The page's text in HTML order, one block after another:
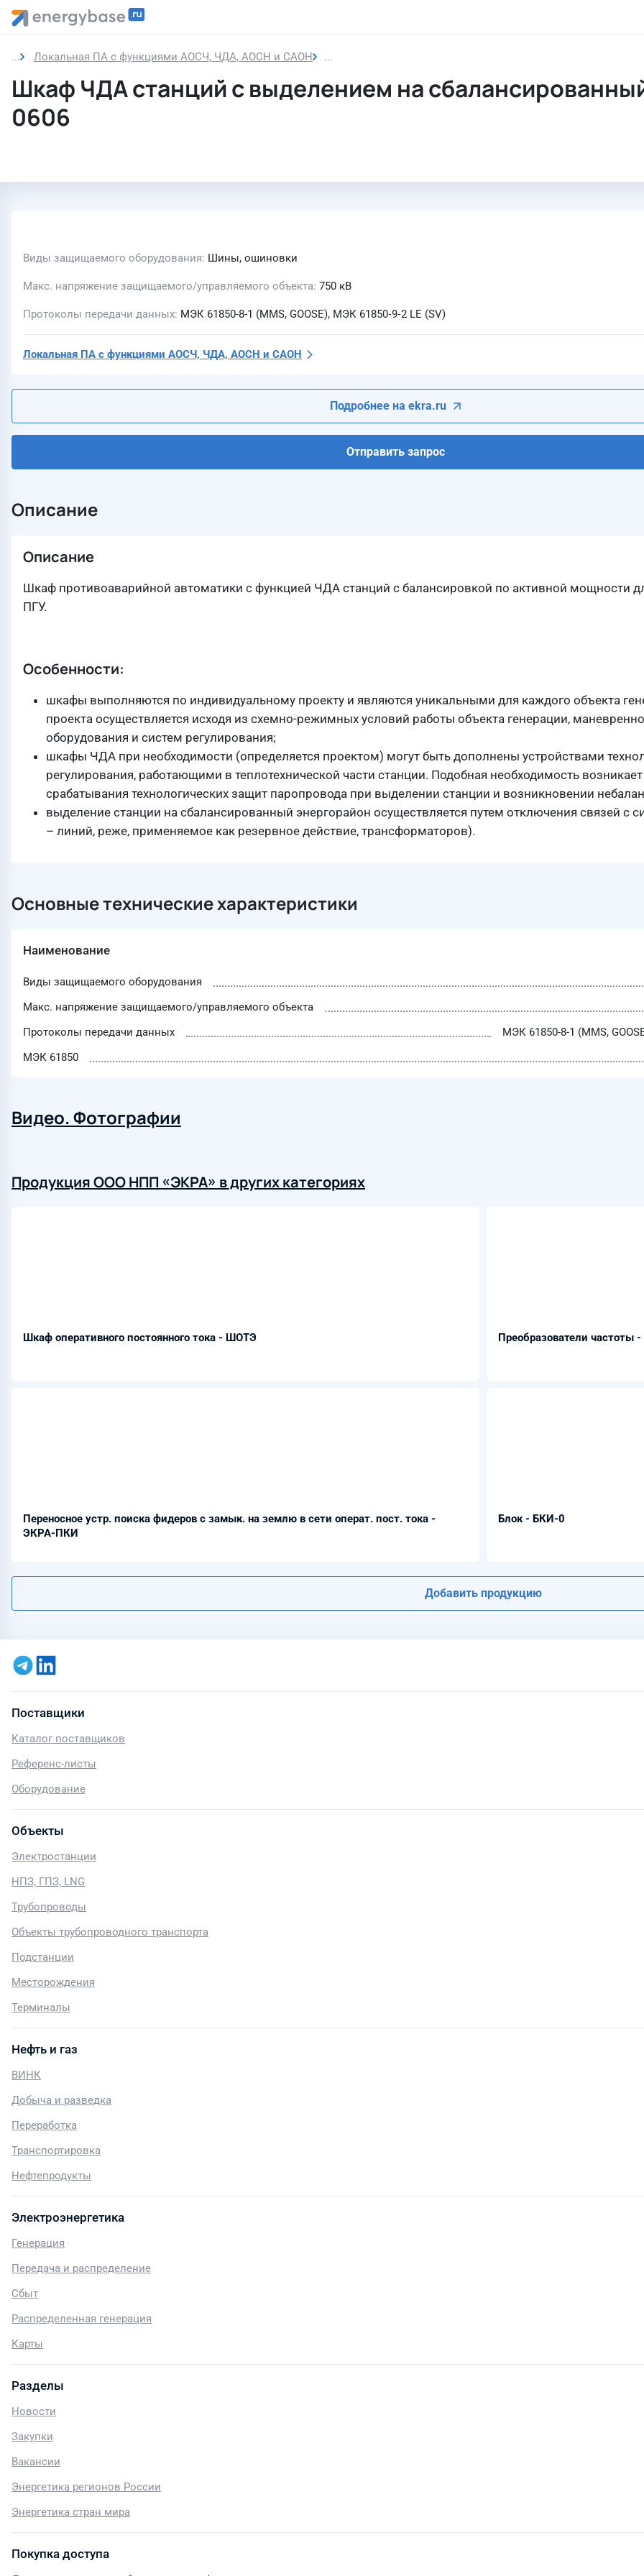
Локальная ПА с функциями АОСЧ, ЧДА, АОСН и САОН Шкаф ЧДА станций с выделением на сбалансированный
Шкаф ЧДА станций с выделением на
0606
Виды защищаемого оборудования Шины, ошиновки
Макс. напряжение защищаемого/управляемого объекта 750 кВ
Протоколы передачи данных МЭК 61850-8-1 (MMS, GOOSE), МЭК 61850‑9‑2 LE (SV)
Локальная ПА с функциями АОСЧ, ЧДА, АОСН и САОН
Подробнее на ekra.ru
Отправить запрос
Описание
Описание
Шкаф противоаварийной автоматики с функцией ЧДА станций с балансировкой по активной мощности
ПГУ.
Особенности:
шкафы выполняются по индивидуальному проекту и являются уникальными для каждого объекта
проекта осуществляется исходя из схемно-режимных условий работы объекта генерации,
оборудования и систем регулирования;
шкафы ЧДА при необходимости (определяется проектом) могут быть дополнены устройствами
регулирования, работающими в теплотехнической части станции. Подобная необходимость возникает
срабатывания технологических защит паропровода при выделении станции и возникновении
выделение станции на сбалансированный энергорайон осуществляется путем отключения связей с
– линий, реже, применяемое как резервное действие, трансформаторов).
Основные технические характеристики
Наименование
Виды защищаемого оборудования
Макс. напряжение защищаемого/управляемого объекта
Протоколы передачи данных
МЭК 61850-8-1 (MMS,
МЭК 61850
Видео. Фотографии
Продукция ООО НПП «ЭКРА» в других категориях
Шкаф оперативного постоянного тока - ШОТЭ Преобразователи частоты
Переносное устр. поиска фидеров с замык. на землю в сети операт. пост. тока -
ЭКРА-ПКИ
Блок - БКИ-0
Добавить продукцию
Поставщики
Каталог поставщиков
Референс-листы
Оборудование
Объекты
Электростанции
НПЗ, ГПЗ, LNG
Трубопроводы
Объекты трубопроводного транспорта
Подстанции
Месторождения
Терминалы
Нефть и газ
ВИНК
Добыча и разведка
Переработка
Транспортировка
Нефтепродукты
Электроэнергетика
Генерация
Передача и распределение
Сбыт
Распределенная генерация
Карты
Разделы
Новости
Закупки
Вакансии
Энергетика регионов России
Энергетика стран мира
Покупка доступа